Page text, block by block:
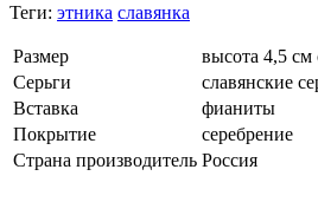
Теги: этника славянка
Размер
высота 4,5 см
Серьги
славянские
Вставка
фианиты
Покрытие
серебрение
Страна производитель Россия